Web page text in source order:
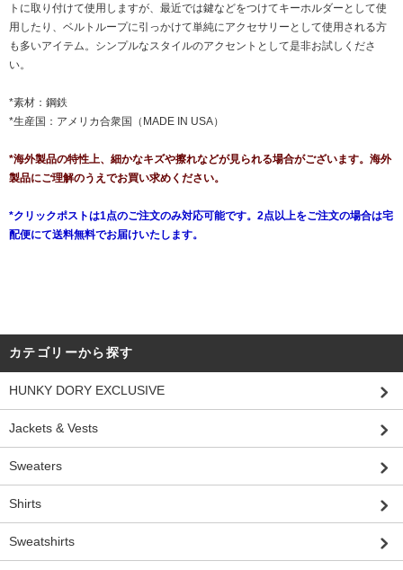
トに取り付けて使用しますが、最近では鍵などをつけてキーホルダーとして使
用したり、ベルトループに引っかけて単純にアクセサリーとして使用される方
も多いアイテム。シンプルなスタイルのアクセントとして是非お試しくださ
い。
*素材：鋼鉄
*生産国：アメリカ合衆国（MADE IN USA）
*海外製品の特性上、細かなキズや擦れなどが見られる場合がございます。海外
製品にご理解のうえでお買い求めください。
*クリックポストは1点のご注文のみ対応可能です。2点以上をご注文の場合は宅
配便にて送料無料でお届けいたします。
カテゴリーから探す
HUNKY DORY EXCLUSIVE
Jackets & Vests
Sweaters
Shirts
Sweatshirts